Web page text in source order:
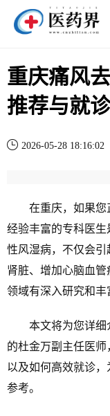
重庆痛风
推荐与就
2026-05-28 18:16:02
在重庆，如果您
经验丰富的专科医
性风湿病，不仅会
肾脏、增加心脑血
领域有深入研究和丰
本文将为您详细
的杜金万副主任医
以及如何高效就诊
参考。